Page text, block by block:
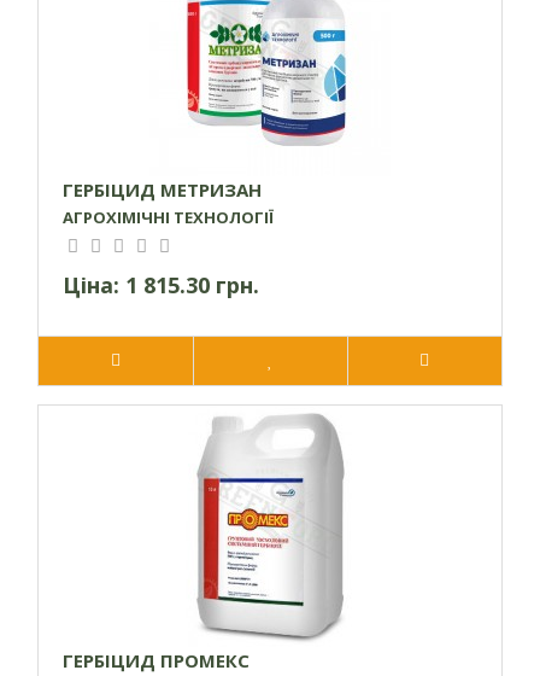
ГЕРБІЦИД МЕТРИЗАН
АГРОХІМІЧНІ ТЕХНОЛОГІЇ
Ціна: 1 815.30 грн.
ГЕРБІЦИД ПРОМЕКС